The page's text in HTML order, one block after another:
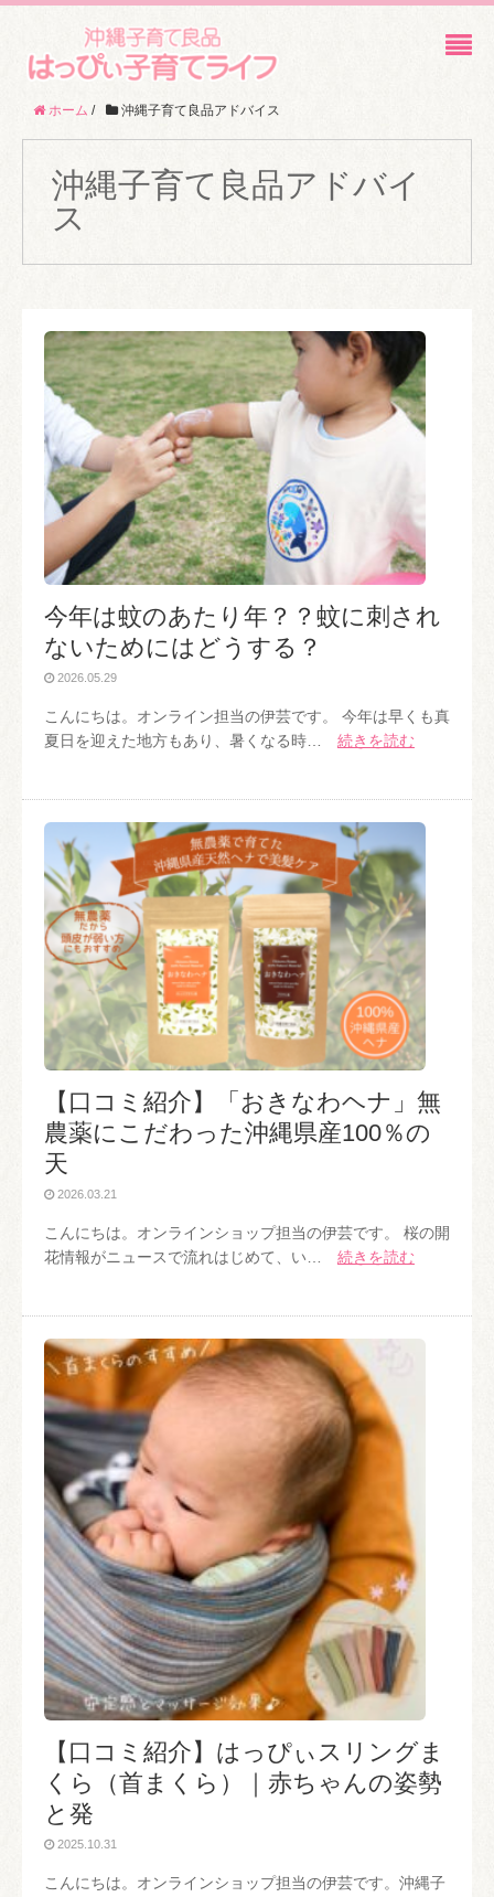
ホーム / 沖縄子育て良品アドバイス
沖縄子育て良品アドバイ
ス
今年は蚊のあたり年？？蚊に刺され
ないためにはどうする？
2026.05.29
こんにちは。オンライン担当の伊芸です。 今年は早くも真
夏日を迎えた地方もあり、暑くなる時… 続きを読む
【口コミ紹介】「おきなわヘナ」無
農薬にこだわった沖縄県産100％の
天
2026.03.21
こんにちは。オンラインショップ担当の伊芸です。 桜の開
花情報がニュースで流れはじめて、い… 続きを読む
【口コミ紹介】はっぴぃスリングま
くら（首まくら）｜赤ちゃんの姿勢
と発
2025.10.31
こんにちは。オンラインショップ担当の伊芸です。沖縄子